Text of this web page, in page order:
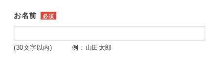
お名前 必須
(30文字以内) 例：山田太郎